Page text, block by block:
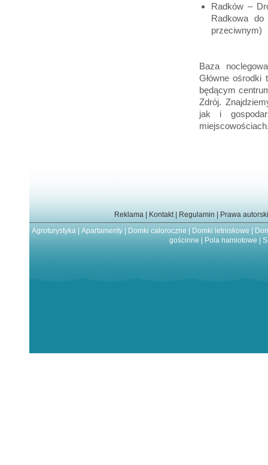
Radków –
Radkowa
przeciwnym)
Baza
Główne
będącym
Zdrój.
jak i
Reklama Kontakt| Regulamin
Prawa
Agroturystyka
Apartamenty Domki całoroczne Domki letniskowe
gościnne
Pola namiotowe